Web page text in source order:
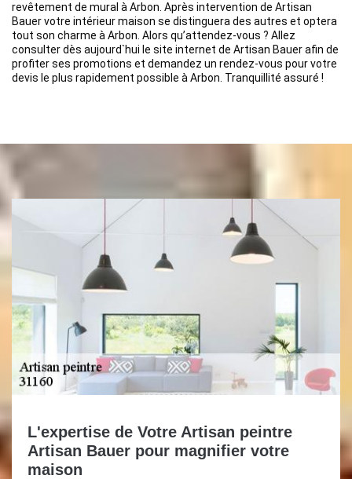
revêtement de mural à Arbon. Après intervention de Artisan
Bauer votre intérieur maison se distinguera des autres et optera
tout son charme à Arbon. Alors qu’attendez-vous ? Allez
consulter dès aujourd`hui le site internet de Artisan Bauer afin de
profiter ses promotions et demandez un rendez-vous pour votre
devis le plus rapidement possible à Arbon. Tranquillité assuré !
L'expertise de Votre Artisan peintre
Artisan Bauer pour magnifier votre
maison